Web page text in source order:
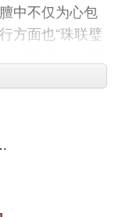
中不仅为心包
方面也“珠联璧
问题。由于足
调易于造成
等证也与之密